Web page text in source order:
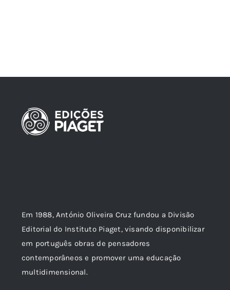
Em 1988, António Oliveira Cruz fundou a Divisão
Editorial do Instituto Piaget, visando disponibilizar
em português obras de pensadores
contemporâneos e promover uma educação
multidimensional.